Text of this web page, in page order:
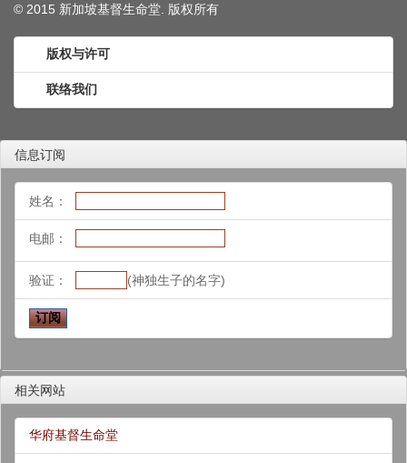
© 2015 新加坡基督生命堂. 版权所有
版权与许可
联络我们
信息订阅
姓名：
电邮：
验证： (神独生子的名字)
相关网站
华府基督生命堂